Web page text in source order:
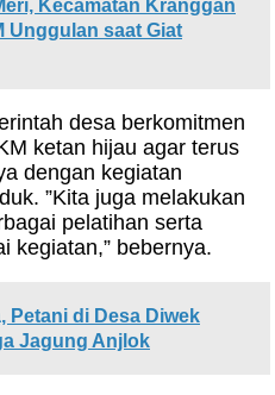
Kecamatan Kranggan
Unggulan saat Giat
desa berkomitmen
ketan hijau agar terus
dengan kegiatan
”Kita juga melakukan
pelatihan serta
kegiatan,” bebernya.
Petani di Desa Diwek
Jagung Anjlok